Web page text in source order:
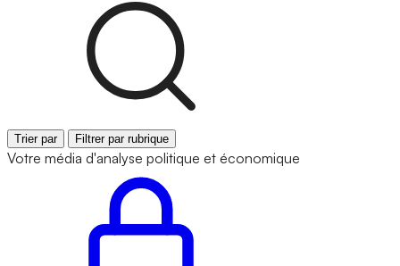
Trier par Filtrer par rubrique
Votre média d'analyse politique et économique